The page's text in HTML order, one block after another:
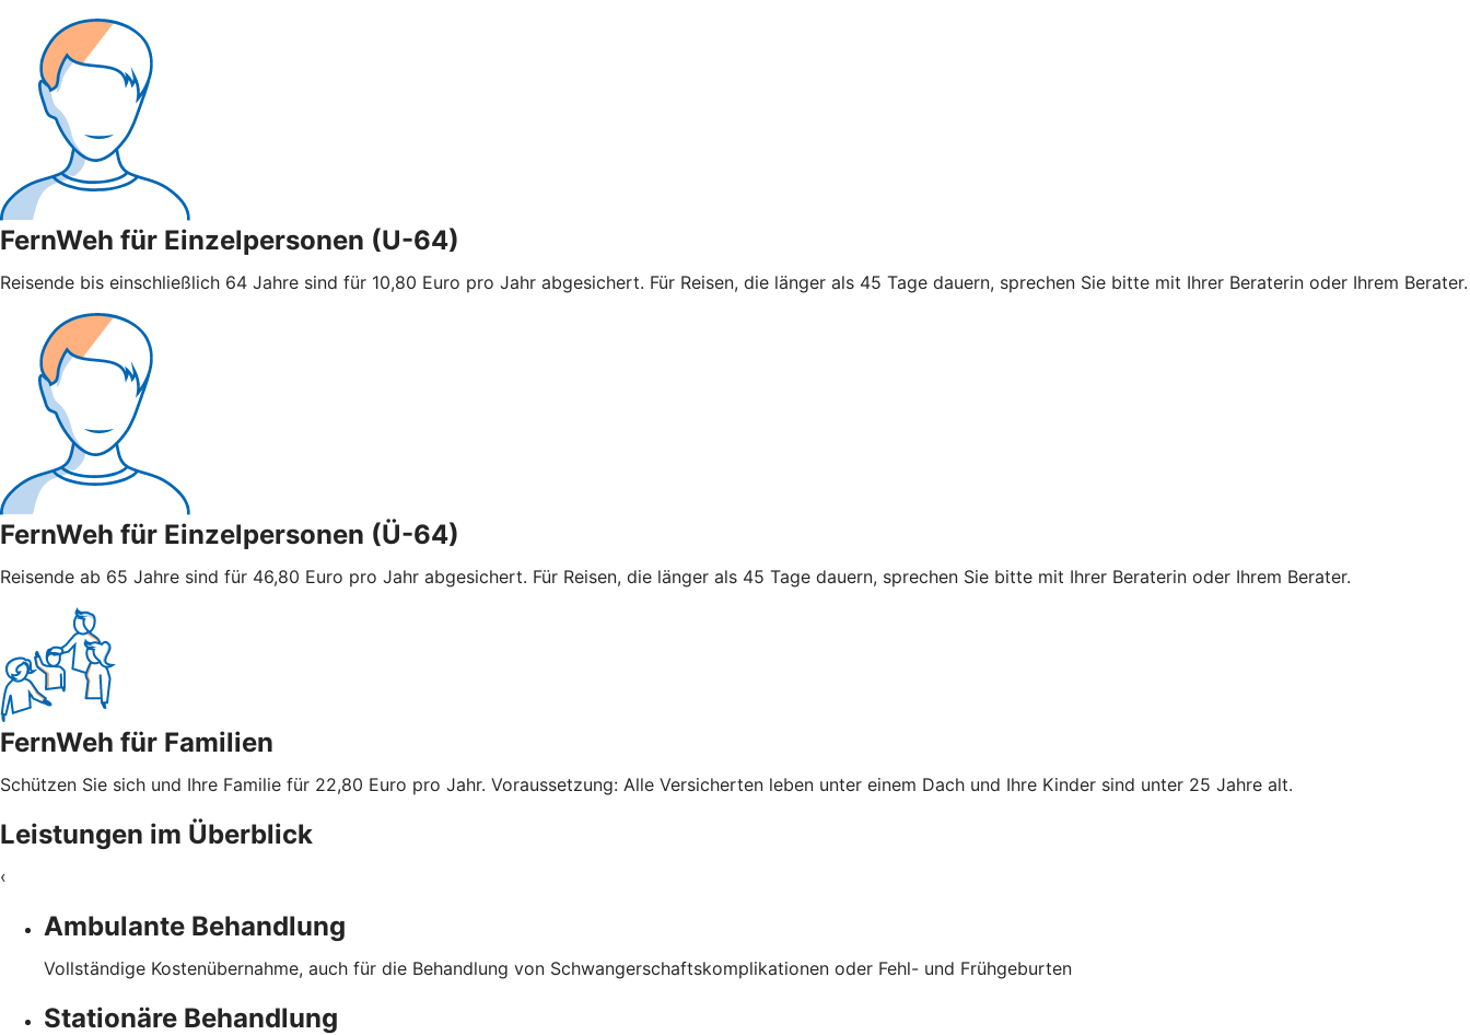
FernWeh für Einzelpersonen (U-64)
Reisende bis einschließlich 64 Jahre sind für 10,80 Euro pro Jahr abgesichert. Für Reisen, die länger als 45 Tage dauern, sprechen Sie bitte mit Ihrer Beraterin oder Ihrem Berater.
FernWeh für Einzelpersonen (Ü-64)
Reisende ab 65 Jahre sind für 46,80 Euro pro Jahr abgesichert. Für Reisen, die länger als 45 Tage dauern, sprechen Sie bitte mit Ihrer Beraterin oder Ihrem Berater.
FernWeh für Familien
Schützen Sie sich und Ihre Familie für 22,80 Euro pro Jahr. Voraussetzung: Alle Versicherten leben unter einem Dach und Ihre Kinder sind unter 25 Jahre alt.
Leistungen im Überblick
‹
Ambulante Behandlung
Vollständige Kostenübernahme, auch für die Behandlung von Schwangerschaftskomplikationen oder Fehl- und Frühgeburten
Stationäre Behandlung